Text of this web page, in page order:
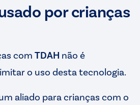
por crianças
com TDAH não é
o uso desta tecnologia.
aliado para crianças com o